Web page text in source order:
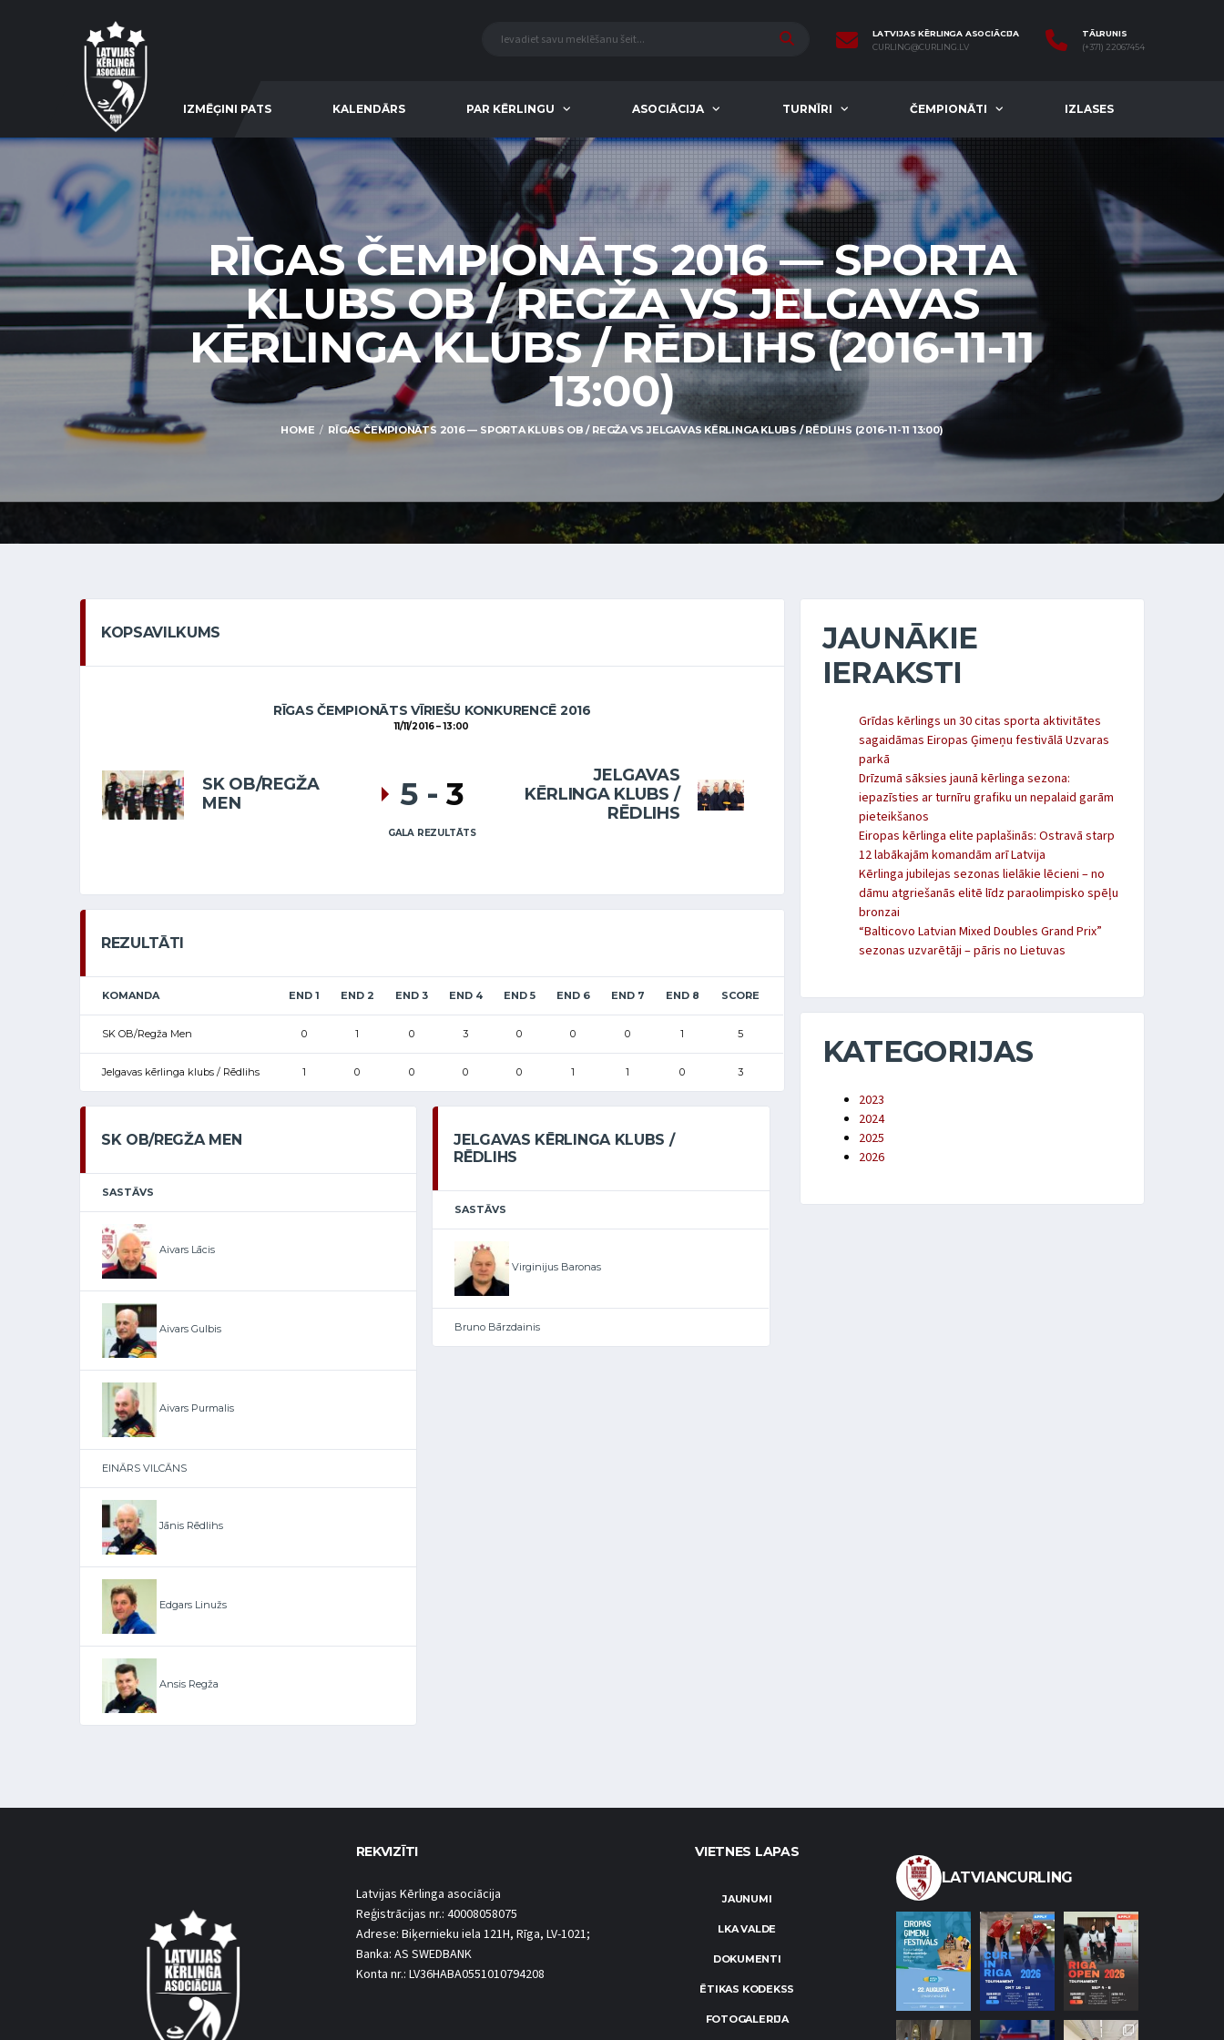
LATVIJAS KĒRLINGA ASOCIĀCIJA
CURLING@CURLING.LV
TĀLRUNIS
(+371) 22067454
IZMĒĢINI PATS KALENDĀRS PAR KĒRLINGU ASOCIĀCIJA TURNĪRI ČEMPIONĀTI IZLASES
RĪGAS ČEMPIONĀTS 2016 — SPORTA
KLUBS OB / REGŽA VS JELGAVAS
KĒRLINGA KLUBS / RĒDLIHS (2016-11-11
13:00)
HOME RĪGAS ČEMPIONĀTS 2016 — SPORTA KLUBS OB / REGŽA VS JELGAVAS KĒRLINGA KLUBS / RĒDLIHS (2016-11-11 13:00)
KOPSAVILKUMS
RĪGAS ČEMPIONĀTS VĪRIEŠU KONKURENCĒ 2016
11/11/2016 13:00
SK OB/REGŽA
MEN
JELGAVAS
KĒRLINGA KLUBS /
RĒDLIHS
5 - 3
GALA REZULTĀTS
REZULTĀTI
KOMANDA END 1 END 2 END 3 END 4 END 5 END 6 END 7 END 8 SCORE
SK OB/Regža Men 0 1 0 3 0 0 0 1 5
Jelgavas kērlinga klubs / Rēdlihs 1 0 0 0 0 1 1 0 3
SK OB/REGŽA MEN
SASTĀVS
Aivars Lācis
Aivars Gulbis
Aivars Purmalis
EINĀRS VILCĀNS
Jānis Rēdlihs
Edgars Linužs
Ansis Regža
JELGAVAS KĒRLINGA KLUBS /
RĒDLIHS
SASTĀVS
Virginijus Baronas
Bruno Bārzdainis
JAUNĀKIE
IERAKSTI
Grīdas kērlings un 30 citas sporta aktivitātes
sagaidāmas Eiropas Ģimeņu festivālā Uzvaras
parkā
Drīzumā sāksies jaunā kērlinga sezona:
iepazīsties ar turnīru grafiku un nepalaid garām
pieteikšanos
Eiropas kērlinga elite paplašinās: Ostravā starp
12 labākajām komandām arī Latvija
Kērlinga jubilejas sezonas lielākie lēcieni – no
dāmu atgriešanās elitē līdz paraolimpisko spēļu
bronzai
“Balticovo Latvian Mixed Doubles Grand Prix”
sezonas uzvarētāji – pāris no Lietuvas
KATEGORIJAS
2023
2024
2025
2026
REKVIZĪTI
Latvijas Kērlinga asociācija
Reģistrācijas nr.: 40008058075
Adrese: Biķernieku iela 121H, Rīga, LV-1021;
Banka: AS SWEDBANK
Konta nr.: LV36HABA0551010794208
VIETNES LAPAS
JAUNUMI
LKA VALDE
DOKUMENTI
ĒTIKAS KODEKSS
FOTOGALERIJA
LATVIANCURLING